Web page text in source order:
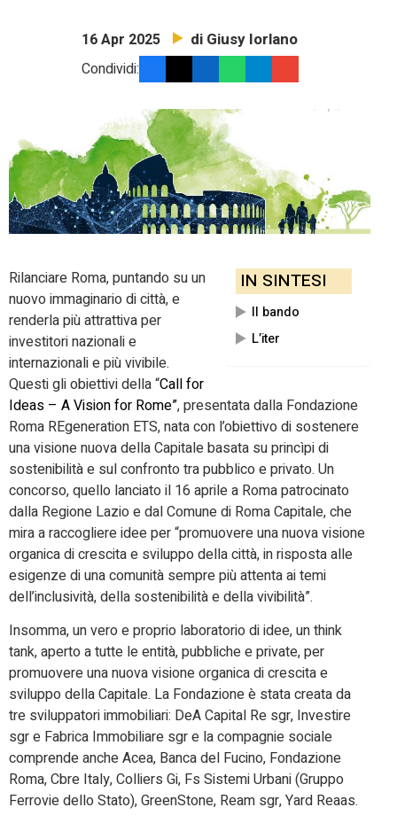
16 Apr 2025 di Giusy Iorlano
Condividi:
IN SINTESI
Il bando
L’iter
Rilanciare Roma, puntando su un
nuovo immaginario di città, e
renderla più attrattiva per
investitori nazionali e
internazionali e più vivibile.
Questi gli obiettivi della “Call for
Ideas – A Vision for Rome”, presentata dalla Fondazione
Roma REgeneration ETS, nata con l’obiettivo di sostenere
una visione nuova della Capitale basata su princìpi di
sostenibilità e sul confronto tra pubblico e privato. Un
concorso, quello lanciato il 16 aprile a Roma patrocinato
dalla Regione Lazio e dal Comune di Roma Capitale, che
mira a raccogliere idee per “promuovere una nuova visione
organica di crescita e sviluppo della città, in risposta alle
esigenze di una comunità sempre più attenta ai temi
dell’inclusività, della sostenibilità e della vivibilità”.
Insomma, un vero e proprio laboratorio di idee, un think
tank, aperto a tutte le entità, pubbliche e private, per
promuovere una nuova visione organica di crescita e
sviluppo della Capitale. La Fondazione è stata creata da
tre sviluppatori immobiliari: DeA Capital Re sgr, Investire
sgr e Fabrica Immobiliare sgr e la compagnie sociale
comprende anche Acea, Banca del Fucino, Fondazione
Roma, Cbre Italy, Colliers Gi, Fs Sistemi Urbani (Gruppo
Ferrovie dello Stato), GreenStone, Ream sgr, Yard Reaas.